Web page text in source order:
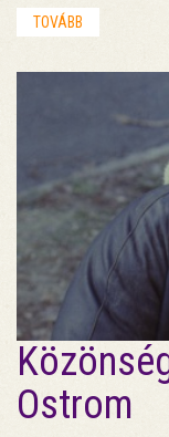
TOVÁBB
Ostrom